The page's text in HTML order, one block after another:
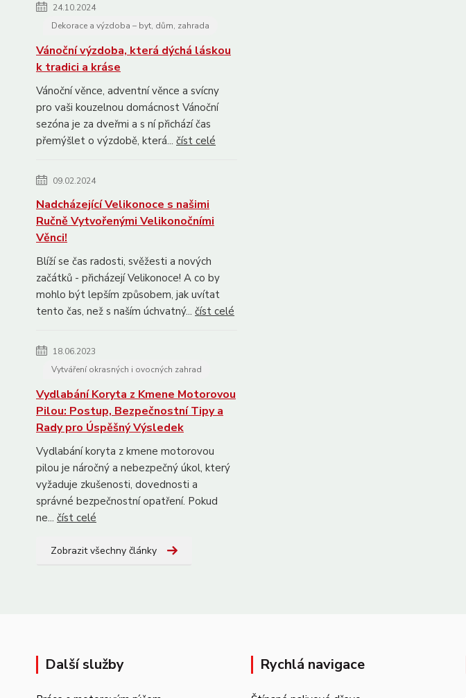
24.10.2024
Dekorace a výzdoba – byt, dům, zahrada
Vánoční výzdoba, která dýchá láskou
k tradici a kráse
Vánoční věnce, adventní věnce a svícny
pro vaši kouzelnou domácnost Vánoční
sezóna je za dveřmi a s ní přichází čas
přemýšlet o výzdobě, která... číst celé
09.02.2024
Nadcházející Velikonoce s našimi
Ručně Vytvořenými Velikonočními
Věnci!
Blíží se čas radosti, svěžesti a nových
začátků - přicházejí Velikonoce! A co by
mohlo být lepším způsobem, jak uvítat
tento čas, než s naším úchvatný... číst celé
18.06.2023
Vytváření okrasných i ovocných zahrad
Vydlabání Koryta z Kmene Motorovou
Pilou: Postup, Bezpečnostní Tipy a
Rady pro Úspěšný Výsledek
Vydlabání koryta z kmene motorovou
pilou je náročný a nebezpečný úkol, který
vyžaduje zkušenosti, dovednosti a
správné bezpečnostní opatření. Pokud
ne... číst celé
Zobrazit všechny články
Další služby Rychlá navigace